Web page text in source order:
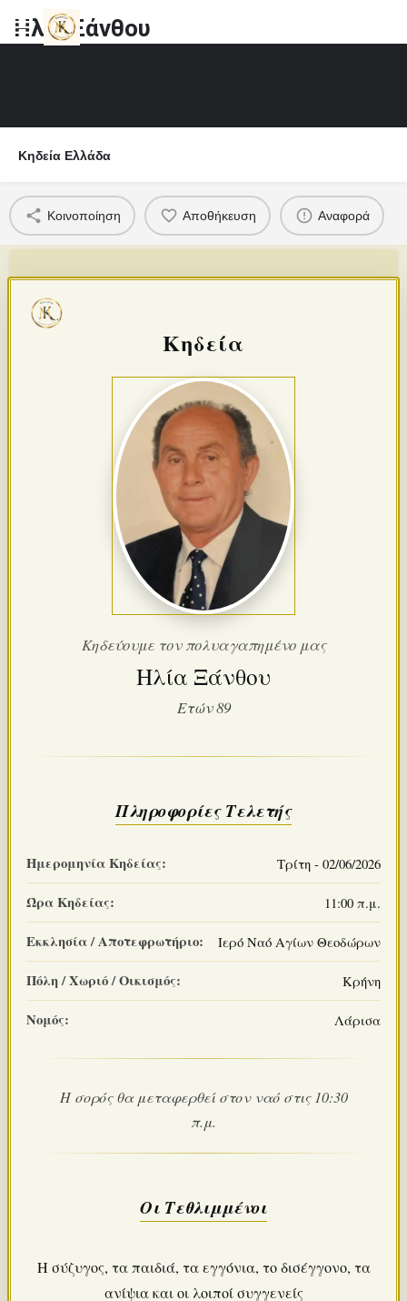
Ηλία Ξάνθου
Κηδεία Ελλάδα
Κοινοποίηση Αποθήκευση Αναφορά
Κηδεία
Κηδεύουμε τον πολυαγαπημένο μας
Ηλία Ξάνθου
Ετών 89
Πληροφορίες Τελετής
Ημερομηνία Κηδείας: Τρίτη - 02/06/2026
Ώρα Κηδείας: 11:00 π.μ.
Εκκλησία / Αποτεφρωτήριο: Ιερό Ναό Αγίων Θεοδώρων
Πόλη / Χωριό / Οικισμός: Κρήνη
Νομός: Λάρισα
Η σορός θα μεταφερθεί στον ναό στις 10:30
π.μ.
Οι Τεθλιμμένοι
Η σύζυγος, τα παιδιά, τα εγγόνια, το δισέγγονο, τα
ανίψια και οι λοιποί συγγενείς